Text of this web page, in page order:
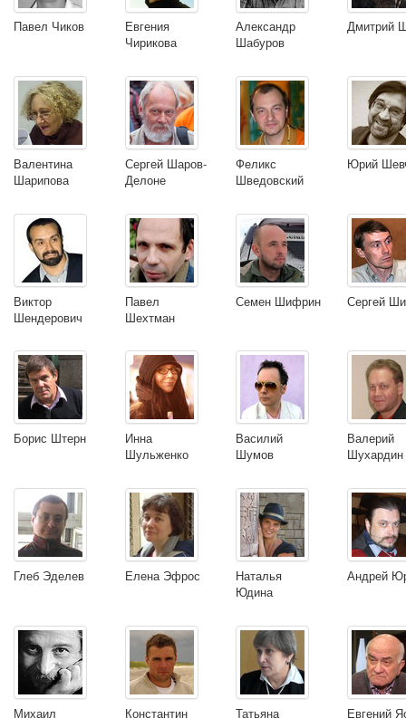
Павел Чиков
Евгения
Чирикова
Александр
Шабуров
Дмитрий
Валентина
Шарипова
Сергей Шаров-
Делоне
Феликс
Шведовский
Юрий
Виктор
Шендерович
Павел
Шехтман
Семен Шифрин Сергей
Борис Штерн
Инна
Шульженко
Василий
Шумов
Валерий
Шухардин
Глеб Эделев Елена Эфрос
Наталья
Юдина
Андрей
Михаил
Константин
Татьяна
Евгений